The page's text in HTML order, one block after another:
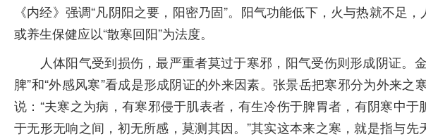
《内经》强调“凡阴阳之要，阳密乃固”。阳气功能低下，火与热就不足
或养生保健应以“散寒回阳”为法度。
人体阳气受到损伤，最严重者莫过于寒邪，阳气受伤则形成阴证。
脾”和“外感风寒”看成是形成阴证的外来因素。张景岳把寒邪分为外来之
说：“夫寒之为病，有寒邪侵于肌表者，有生冷伤于脾胃者，有阴寒中
于无形无响之间，初无所感，莫测其因。”其实这本来之寒，就是指与